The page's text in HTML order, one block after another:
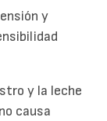
y
y la leche
causa